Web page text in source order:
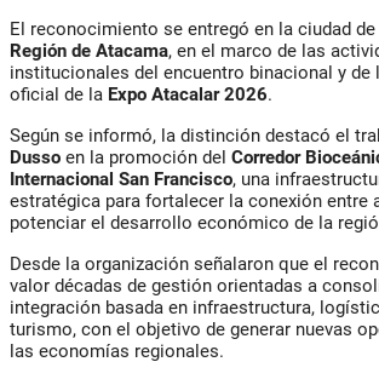
El reconocimiento se entregó en la ciudad de
Región de Atacama, en el marco de las
institucionales del encuentro binacional y de
oficial de la Expo Atacalar 2026.
Según se informó, la distinción destacó el
Dusso en la promoción del Corredor
Internacional San Francisco, una
estratégica para fortalecer la conexión entre
potenciar el desarrollo económico de la
Desde la organización señalaron que el
valor décadas de gestión orientadas a
integración basada en infraestructura,
turismo, con el objetivo de generar nuevas
las economías regionales.